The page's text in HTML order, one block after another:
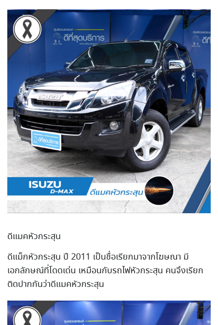
ดีแมคหัวกระสุน
ดีแม็กหัวกระสุน ปี 2011 เป็นชื่อเรียกมาจากโฆษณา มี
เอกลักษณ์ที่โดดเด่น เหมือนกับรถไฟหัวกระสุน คนจึงเรียก
ติดปากกันว่าดีแมคหัวกระสุน